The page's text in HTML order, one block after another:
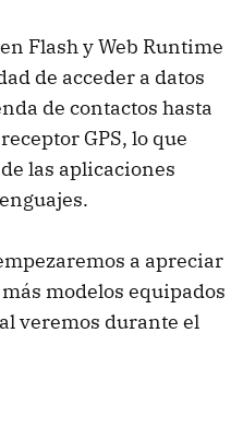
Flash y Web Runtime
de acceder a datos
de contactos hasta
GPS, lo que
las aplicaciones
a apreciar
modelos equipados
veremos durante el